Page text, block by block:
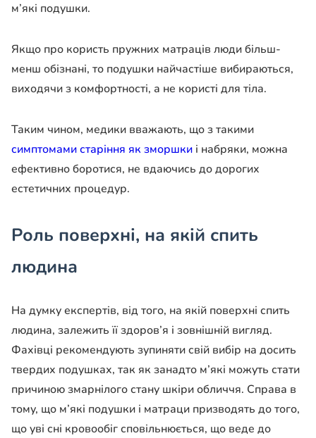
м’які подушки.
Якщо про користь пружних матраців люди більш-
менш обізнані, то подушки найчастіше вибираються,
виходячи з комфортності, а не користі для тіла.
Таким чином, медики вважають, що з такими
симптомами старіння як зморшки і набряки, можна
ефективно боротися, не вдаючись до дорогих
естетичних процедур.
Роль поверхні, на якій спить
людина
На думку експертів, від того, на якій поверхні спить
людина, залежить її здоров’я і зовнішній вигляд.
Фахівці рекомендують зупиняти свій вибір на досить
твердих подушках, так як занадто м’які можуть стати
причиною змарнілого стану шкіри обличчя. Справа в
тому, що м’які подушки і матраци призводять до того,
що уві сні кровообіг сповільнюється, що веде до